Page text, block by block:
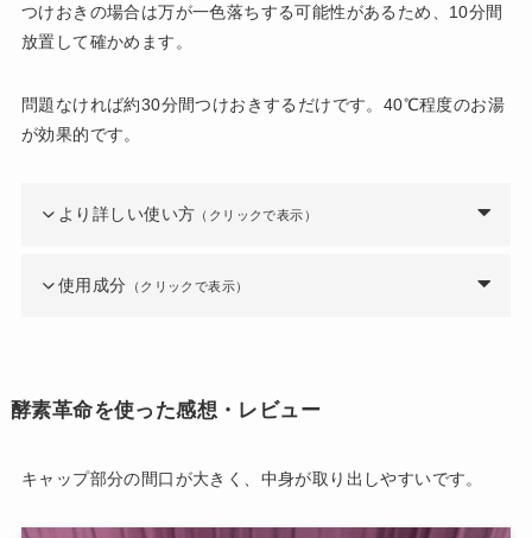
つけおきの場合は万が一色落ちする可能性があるため、10分間
放置して確かめます。
問題なければ約30分間つけおきするだけです。40℃程度のお湯
が効果的です。
より詳しい使い方 （クリックで表示）
使用成分 （クリックで表示）
酵素革命を使った感想・レビュー
キャップ部分の間口が大きく、中身が取り出しやすいです。